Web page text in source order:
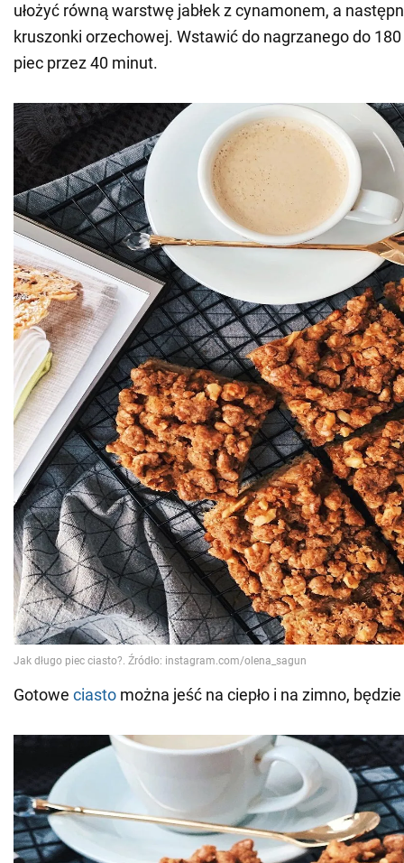
ułożyć równą warstwę jabłek z cynamonem, a
kruszonki orzechowej. Wstawić do nagrzanego do
piec przez 40 minut.
Gotowe ciasto można jeść na ciepło i na zimno,